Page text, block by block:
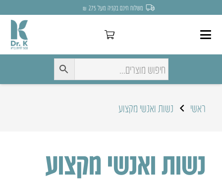
משלוח חינם בקניה מעל 275 ₪
ראשי נשות ואנשי מקצוע
נשות ואנשי מקצוע